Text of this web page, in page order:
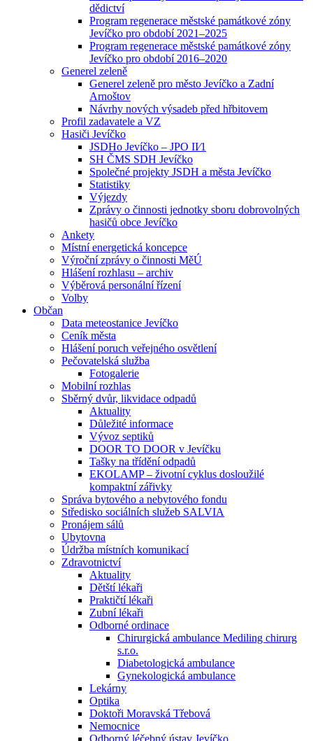
dědictví
Program regenerace městské památkové zóny
Jevíčko pro období 2021–2025
Program regenerace městské památkové zóny
Jevíčko pro období 2016–2020
Generel zeleně
Generel zeleně pro město Jevíčko a Zadní
Arnoštov
Návrhy nových výsadeb před hřbitovem
Profil zadavatele a VZ
Hasiči Jevíčko
JSDHo Jevíčko – JPO II⁄1
SH ČMS SDH Jevíčko
Společné projekty JSDH a města Jevíčko
Statistiky
Výjezdy
Zprávy o činnosti jednotky sboru dobrovolných
hasičů obce Jevíčko
Ankety
Místní energetická koncepce
Výroční zprávy o činnosti MěÚ
Hlášení rozhlasu – archiv
Výběrová personální řízení
Volby
Občan
Data meteostanice Jevíčko
Ceník města
Hlášení poruch veřejného osvětlení
Pečovatelská služba
Fotogalerie
Mobilní rozhlas
Sběrný dvůr, likvidace odpadů
Aktuality
Důležité informace
Vývoz septiků
DOOR TO DOOR v Jevíčku
Tašky na třídění odpadů
EKOLAMP – životní cyklus dosloužilé
kompaktní zářivky
Správa bytového a nebytového fondu
Středisko sociálních služeb SALVIA
Pronájem sálů
Ubytovna
Údržba místních komunikací
Zdravotnictví
Aktuality
Dětští lékaři
Praktičtí lékaři
Zubní lékaři
Odborné ordinace
Chirurgická ambulance Mediling chirurg
s.r.o.
Diabetologická ambulance
Gynekologická ambulance
Lekárny
Optika
Doktoři Moravská Třebová
Nemocnice
Odborný léčebný ústav Jevíčko